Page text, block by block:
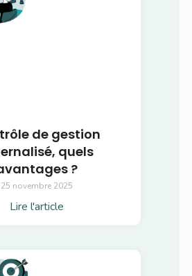
de gestion
quels
?
25 novembre 2025
Lire l'article